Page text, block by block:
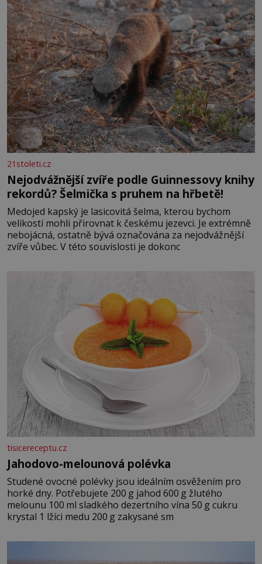
21stoleti.cz
Nejodvážnější zvíře podle Guinnessovy knihy
rekordů? Šelmička s pruhem na hřbetě!
Medojed kapský je lasicovitá šelma, kterou bychom
velikostí mohli přirovnat k českému jezevci. Je extrémně
nebojácná, ostatně bývá označována za nejodvážnější
zvíře vůbec. V této souvislosti je dokonc
tisicereceptu.cz
Jahodovo-melounová polévka
Studené ovocné polévky jsou ideálním osvěžením pro
horké dny. Potřebujete 200 g jahod 600 g žlutého
melounu 100 ml sladkého dezertního vína 50 g cukru
krystal 1 lžíci medu 200 g zakysané sm